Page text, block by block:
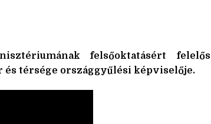
felsőoktatásért felelős
térsége országgyűlési képviselője.